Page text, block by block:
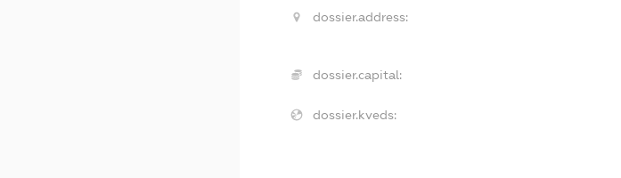
dossier.address:
dossier.capital:
dossier.kveds: